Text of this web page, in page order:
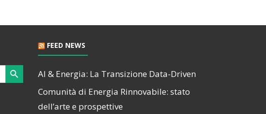
Search Button
FEED NEWS
AI & Energia: La Transizione Data-Driven
Comunità di Energia Rinnovabile: stato
dell’arte e prospettive